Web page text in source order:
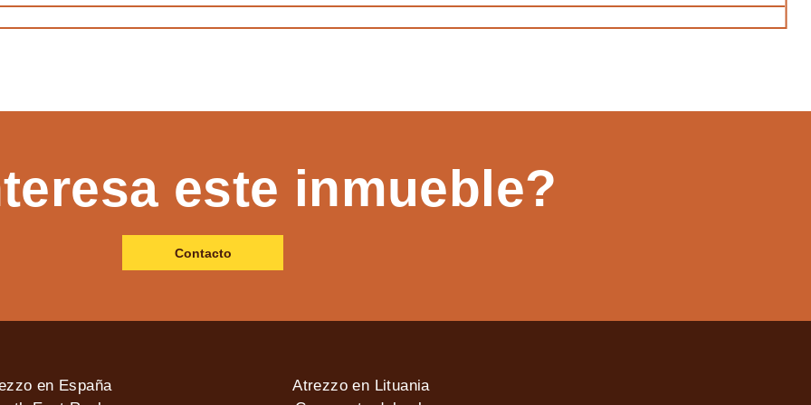
este inmueble?
Contacto
en España
Atrezzo en Lituania